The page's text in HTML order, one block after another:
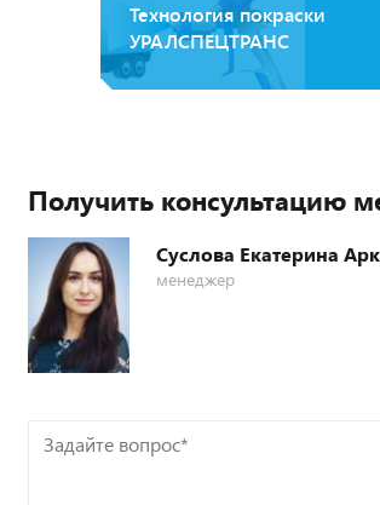
Технология покраски
УРАЛСПЕЦТРАНС
Получить консультацию
Суслова Екатерина
менеджер
Задайте